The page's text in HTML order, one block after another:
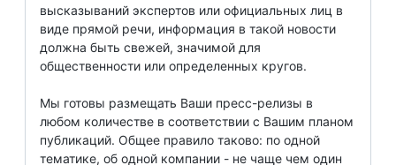
высказываний экспертов или официальных лиц в
виде прямой речи, информация в такой новости
должна быть свежей, значимой для
общественности или определенных кругов.
Мы готовы размещать Ваши пресс-релизы в
любом количестве в соответствии с Вашим планом
публикаций. Общее правило таково: по одной
тематике, об одной компании - не чаще чем один